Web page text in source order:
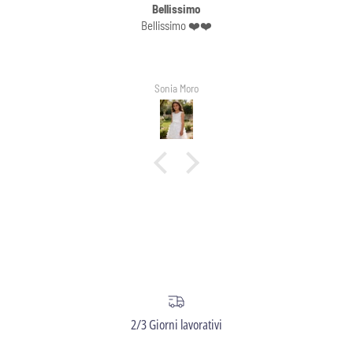
Bellissimo
Bellissimo ❤️❤️
Sonia Moro
2/3 Giorni lavorativi